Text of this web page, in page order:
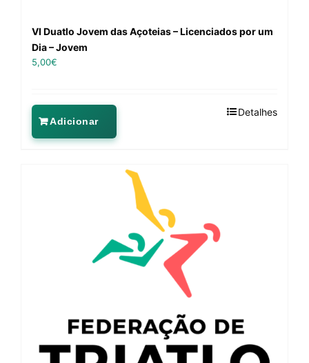
VI Duatlo Jovem das Açoteias – Licenciados por um
Dia – Jovem
5,00€
Adicionar
Detalhes